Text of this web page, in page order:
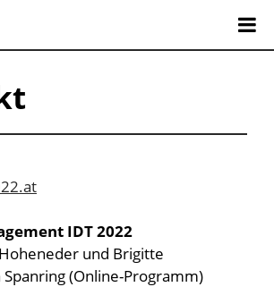
IDT 2022
und Brigitte
Spanring (Online-Programm)